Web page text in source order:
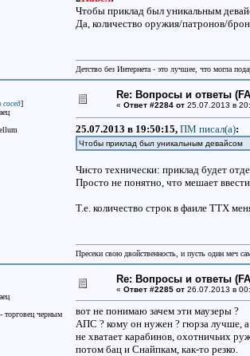
Чтобы приклад был уникальным
Да, количество оружия/патронов/
Детство без Интернета - это лучшее, что могла
сосед]
Re: Вопросы и ответы
« Ответ #2284 от25.07.2013 в
25.07.2013 в 19:50:15, ПМ писал(a):
Чтобы приклад был уникальным девайсом
Чисто технически: приклад будет
Просто не понятно, что мешает
Т.е. количество строк в фаиле ТТХ
Пресеки свою двойственность, и пусть один меч
торговец черным
Re: Вопросы и ответы
« Ответ #2285 от26.07.2013 в
вот не понимаю зачем эти маузеры ?
АПС ? кому он нужен ? гюрза лучше,
не хватает карабинов, охотничьих
потом бац и Снайпкам, как-то резко.